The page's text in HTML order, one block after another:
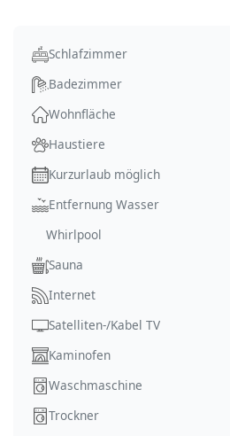
Schlafzimmer
Badezimmer
Wohnfläche
Haustiere
Kurzurlaub möglich
Entfernung Wasser
Whirlpool
Sauna
Internet
Satelliten-/Kabel TV
Kaminofen
Waschmaschine
Trockner